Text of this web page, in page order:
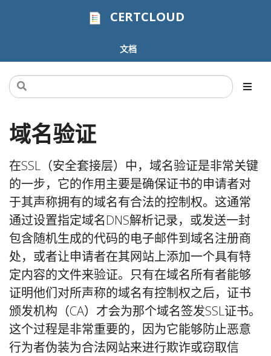
CERTCLOUD
文档
域名验证
在SSL（安全套接层）中，域名验证是非常关键
的一步，它的作用主要是确保证书的申请者对
于其声称拥有的域名有合法的控制权。这通常
通过设置指定域名DNS解析记录，或发送一封
包含随机生成的代码的电子邮件到域名注册商
处，或者让申请者在其网站上添加一个具有特
定内容的文件来验证。只有在域名所有者能够
证明他们对所声称的域名有控制权之后，证书
颁发机构（CA）才会为那个域名签发SSL证书。
这个过程是非常重要的，因为它能够防止恶意
行为者伪装为合法网站来进行欺诈或窃取信